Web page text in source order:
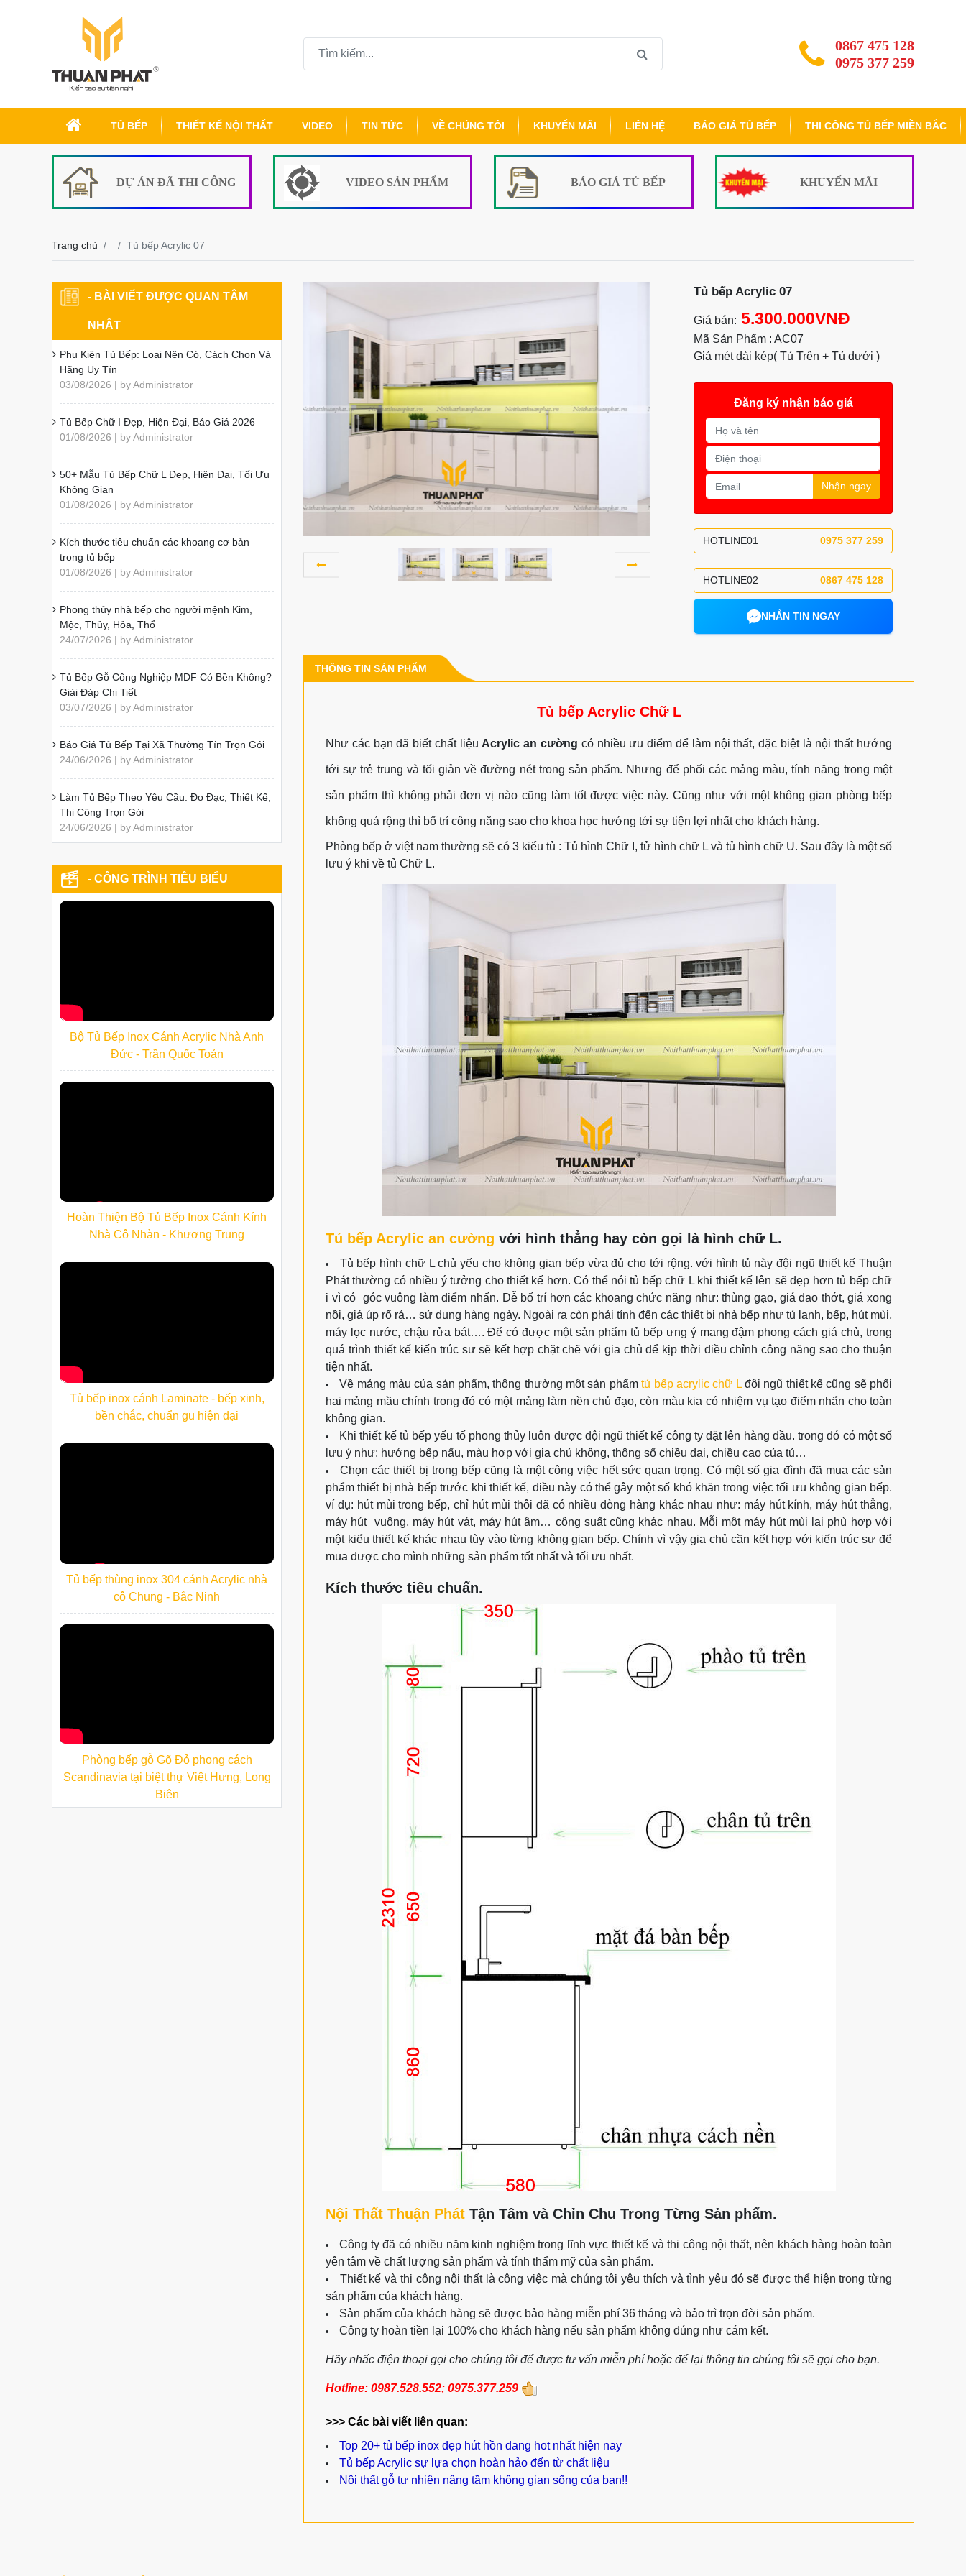
0867 475 128
0975 377 259
TỦ BẾP THIẾT KẾ NỘI THẤT VIDEO TIN TỨC VỀ CHÚNG TÔI KHUYẾN MÃI LIÊN HỆ BÁO GIÁ TỦ BẾP THI CÔNG TỦ BẾP MIỀN BẮC
DỰ ÁN ĐÃ THI CÔNG VIDEO SẢN PHẨM BÁO GIÁ TỦ BẾP KHUYẾN MÃI
Trang chủ Tủ bếp Acrylic 07
Tủ bếp Acrylic 07
Giá bán: 5.300.000VNĐ
Mã Sản Phẩm : AC07
Giá mét dài kép( Tủ Trên + Tủ dưới )
Đăng ký nhận báo giá
Nhận ngay
HOTLINE01 0975 377 259
HOTLINE02 0867 475 128
NHẮN TIN NGAY
THÔNG TIN SẢN PHẨM
Tủ bếp Acrylic Chữ L
Như các bạn đã biết chất liệu Acrylic an cường có nhiều ưu điểm để làm nội thất, đặc biệt là nội thất hướng
tới sự trẻ trung và tối giản về đường nét trong sản phẩm. Nhưng để phối các mảng màu, tính năng trong một
sản phẩm thì không phải đơn vị nào cũng làm tốt được việc này. Cũng như với một không gian phòng bếp
không quá rộng thì bố trí công năng sao cho khoa học hướng tới sự tiện lợi nhất cho khách hàng.
Phòng bếp ở việt nam thường sẽ có 3 kiểu tủ : Tủ hình Chữ I, tử hình chữ L và tủ hình chữ U. Sau đây là một số
lưu ý khi về tủ Chữ L.
Tủ bếp Acrylic an cường với hình thẳng hay còn gọi là hình chữ L.
Tủ bếp hình chữ L chủ yếu cho không gian bếp vừa đủ cho tới rộng. với hình tủ này đội ngũ thiết kế Thuận
Phát thường có nhiều ý tưởng cho thiết kế hơn. Có thể nói tủ bếp chữ L khi thiết kế lên sẽ đẹp hơn tủ bếp chữ
i vì có góc vuông làm điểm nhấn. Dễ bố trí hơn các khoang chức năng như: thùng gạo, giá dao thớt, giá xong
nồi, giá úp rổ rá… sử dụng hàng ngày. Ngoài ra còn phải tính đến các thiết bị nhà bếp như tủ lạnh, bếp, hút mùi,
máy lọc nước, chậu rửa bát…. Để có được một sản phẩm tủ bếp ưng ý mang đậm phong cách giá chủ, trong
quá trình thiết kế kiến trúc sư sẽ kết hợp chặt chẽ với gia chủ để kịp thời điều chỉnh công năng sao cho thuận
tiện nhất.
Về mảng màu của sản phẩm, thông thường một sản phẩmtủ bếp acrylic chữ Lđội ngũ thiết kế cũng sẽ phối
hai mảng mầu chính trong đó có một mảng làm nền chủ đạo, còn màu kia có nhiệm vụ tạo điểm nhẩn cho toàn
không gian.
Khi thiết kế tủ bếp yếu tố phong thủy luôn được đội ngũ thiết kế công ty đặt lên hàng đầu. trong đó có một số
lưu ý như: hướng bếp nấu, màu hợp với gia chủ không, thông số chiều dai, chiều cao của tủ…
Chọn các thiết bị trong bếp cũng là một công việc hết sức quan trọng. Có một số gia đình đã mua các sản
phẩm thiết bị nhà bếp trước khi thiết kế, điều này có thể gây một số khó khăn trong việc tối ưu không gian bếp.
ví dụ: hút mùi trong bếp, chỉ hút mùi thôi đã có nhiều dòng hàng khác nhau như: máy hút kính, máy hút thẳng,
máy hút vuông, máy hút vát, máy hút âm… công suất cũng khác nhau. Mỗi một máy hút mùi lại phù hợp với
một kiểu thiết kế khác nhau tùy vào từng không gian bếp. Chính vì vậy gia chủ cần kết hợp với kiến trúc sư để
mua được cho mình những sản phẩm tốt nhất và tối ưu nhất.
Kích thước tiêu chuẩn.
Nội Thất Thuận Phát Tận Tâm và Chỉn Chu Trong Từng Sản phẩm.
Công ty đã có nhiều năm kinh nghiệm trong lĩnh vực thiết kế và thi công nội thất, nên khách hàng hoàn toàn
yên tâm về chất lượng sản phẩm và tính thẩm mỹ của sản phẩm.
Thiết kế và thi công nội thất là công việc mà chúng tôi yêu thích và tình yêu đó sẽ được thể hiện trong từng
sản phẩm của khách hàng.
Sản phẩm của khách hàng sẽ được bảo hàng miễn phí 36 tháng và bảo trì trọn đời sản phẩm.
Công ty hoàn tiền lại 100% cho khách hàng nếu sản phẩm không đúng như cám kết.
Hãy nhấc điện thoại gọi cho chúng tôi để được tư vấn miễn phí hoặc để lại thông tin chúng tôi sẽ gọi cho bạn.
Hotline: 0987.528.552; 0975.377.259
>>> Các bài viết liên quan:
Top 20+ tủ bếp inox đẹp hút hồn đang hot nhất hiện nay
Tủ bếp Acrylic sự lựa chọn hoàn hảo đến từ chất liệu
Nội thất gỗ tự nhiên nâng tầm không gian sống của bạn!!
- BÀI VIẾT ĐƯỢC QUAN TÂM
NHẤT
Phụ Kiện Tủ Bếp: Loại Nên Có, Cách Chọn Và
Hãng Uy Tín
03/08/2026 | by Administrator
Tủ Bếp Chữ I Đẹp, Hiện Đại, Báo Giá 2026
01/08/2026 | by Administrator
50+ Mẫu Tủ Bếp Chữ L Đẹp, Hiện Đại, Tối Ưu
Không Gian
01/08/2026 | by Administrator
Kích thước tiêu chuẩn các khoang cơ bản
trong tủ bếp
01/08/2026 | by Administrator
Phong thủy nhà bếp cho người mệnh Kim,
Mộc, Thủy, Hỏa, Thổ
24/07/2026 | by Administrator
Tủ Bếp Gỗ Công Nghiệp MDF Có Bền Không?
Giải Đáp Chi Tiết
03/07/2026 | by Administrator
Báo Giá Tủ Bếp Tại Xã Thường Tín Trọn Gói
24/06/2026 | by Administrator
Làm Tủ Bếp Theo Yêu Cầu: Đo Đạc, Thiết Kế,
Thi Công Trọn Gói
24/06/2026 | by Administrator
- CÔNG TRÌNH TIÊU BIỂU
Bộ Tủ Bếp Inox Cánh Acrylic Nhà Anh
Đức - Trần Quốc Toản
Hoàn Thiện Bộ Tủ Bếp Inox Cánh Kính
Nhà Cô Nhàn - Khương Trung
Tủ bếp inox cánh Laminate - bếp xinh,
bền chắc, chuẩn gu hiện đại
Tủ bếp thùng inox 304 cánh Acrylic nhà
cô Chung - Bắc Ninh
Phòng bếp gỗ Gõ Đỏ phong cách
Scandinavia tại biệt thự Việt Hưng, Long
Biên